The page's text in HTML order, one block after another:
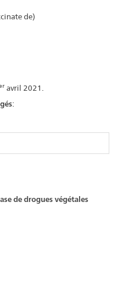
de)
avril 2021.
:
soufre
de drogues végétales